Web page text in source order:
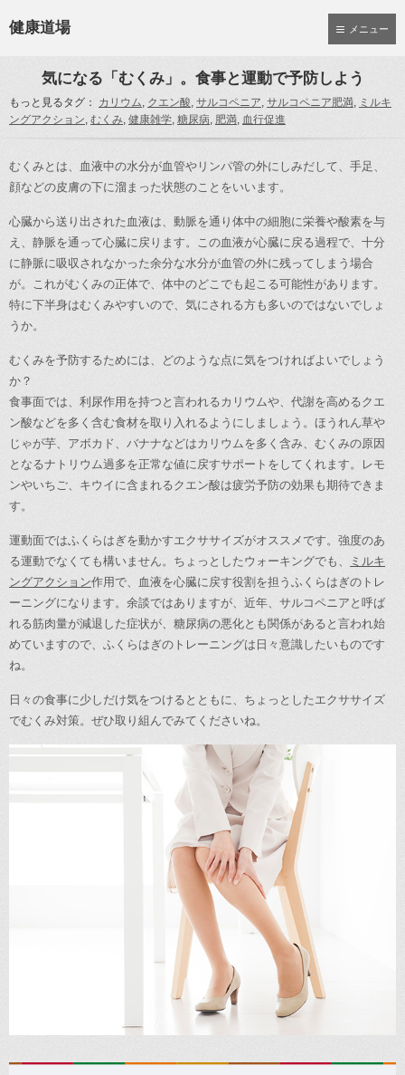
メニュー
健康道場
気になる「むくみ」。食事と運動で予防しよう
もっと見るタグ： カリウム, クエン酸, サルコペニア, サルコペニア肥満, ミルキ
ングアクション, むくみ, 健康雑学, 糖尿病, 肥満, 血行促進
むくみとは、血液中の水分が血管やリンパ管の外にしみだして、手足、
顔などの皮膚の下に溜まった状態のことをいいます。
心臓から送り出された血液は、動脈を通り体中の細胞に栄養や酸素を与
え、静脈を通って心臓に戻ります。この血液が心臓に戻る過程で、十分
に静脈に吸収されなかった余分な水分が血管の外に残ってしまう場合
が。これがむくみの正体で、体中のどこでも起こる可能性があります。
特に下半身はむくみやすいので、気にされる方も多いのではないでしょ
うか。
むくみを予防するためには、どのような点に気をつければよいでしょう
か？
食事面では、利尿作用を持つと言われるカリウムや、代謝を高めるクエ
ン酸などを多く含む食材を取り入れるようにしましょう。ほうれん草や
じゃが芋、アボカド、バナナなどはカリウムを多く含み、むくみの原因
となるナトリウム過多を正常な値に戻すサポートをしてくれます。レモ
ンやいちご、キウイに含まれるクエン酸は疲労予防の効果も期待できま
す。
運動面ではふくらはぎを動かすエクササイズがオススメです。強度のあ
る運動でなくても構いません。ちょっとしたウォーキングでも、
ミルキ
ングアクション作用で、血液を心臓に戻す役割を担うふくらはぎのトレ
ーニングになります。余談ではありますが、近年、サルコペニアと呼ば
れる筋肉量が減退した症状が、糖尿病の悪化とも関係があると言われ始
めていますので、ふくらはぎのトレーニングは日々意識したいものです
ね。
日々の食事に少しだけ気をつけるとともに、ちょっとしたエクササイズ
でむくみ対策。ぜひ取り組んでみてくださいね。